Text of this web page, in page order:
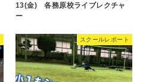
13(金) 各務原校ライブレクチャ
ー
スクールレポート